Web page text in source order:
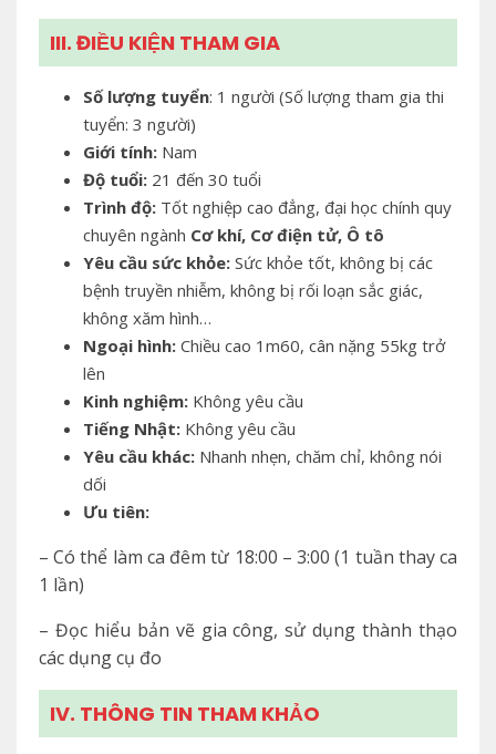
III. ĐIỀU KIỆN THAM GIA
Số lượng tuyển: 1 người (Số lượng tham gia thi
tuyển: 3 người)
Giới tính: Nam
Độ tuổi: 21 đến 30 tuổi
Trình độ: Tốt nghiệp cao đẳng, đại học chính quy
chuyên ngành Cơ khí, Cơ điện tử, Ô tô
Yêu cầu sức khỏe: Sức khỏe tốt, không bị các
bệnh truyền nhiễm, không bị rối loạn sắc giác,
không xăm hình…
Ngoại hình: Chiều cao 1m60, cân nặng 55kg trở
lên
Kinh nghiệm: Không yêu cầu
Tiếng Nhật: Không yêu cầu
Yêu cầu khác: Nhanh nhẹn, chăm chỉ, không nói
dối
Ưu tiên:
– Có thể làm ca đêm từ 18:00 – 3:00 (1 tuần thay ca
1 lần)
– Đọc hiểu bản vẽ gia công, sử dụng thành thạo
các dụng cụ đo
IV. THÔNG TIN THAM KHẢO